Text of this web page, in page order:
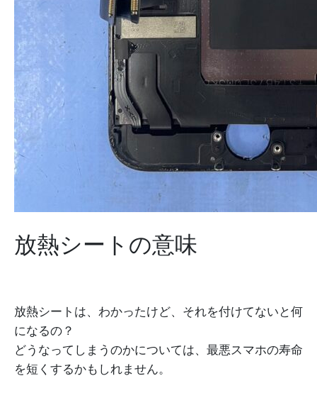
放熱シートの意味
放熱シートは、わかったけど、それを付けてないと何
になるの？
どうなってしまうのかについては、最悪スマホの寿命
を短くするかもしれません。